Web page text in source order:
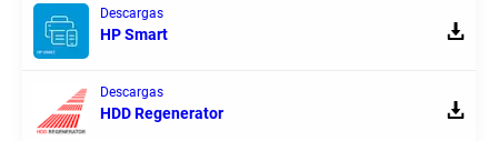
Descargas
HP Smart
Descargas
HDD Regenerator